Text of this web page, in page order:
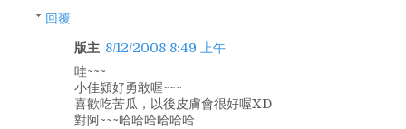
回覆
版主 8/12/2008 8:49 上午
哇~~~
小佳潁好勇敢喔~~~
喜歡吃苦瓜，以後皮膚會很好喔XD
對阿~~~哈哈哈哈哈哈